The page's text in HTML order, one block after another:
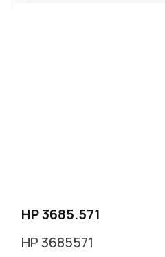
HP 3685.571
HP 3685571